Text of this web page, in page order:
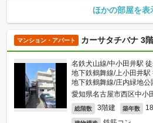
ほかの部屋を表
マンション・アパート カーサタチバナ 3
名鉄犬山線/中小田井駅
地下鉄鶴舞線/上小田井駅
地下鉄鶴舞線/庄内緑地
愛知県名古屋市西区中小
総階数 3階建 築年数